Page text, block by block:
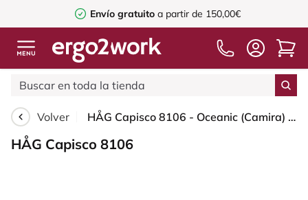
Envío gratuitoa partir de 150,00€
Volver HÅG Capisco 8106 - Oceanic (Camira) - Poliéster reciclado - OCI011 - Light blue - Silver - 200 mm (seat height 46-64cm) - Glides
HÅG Capisco 8106